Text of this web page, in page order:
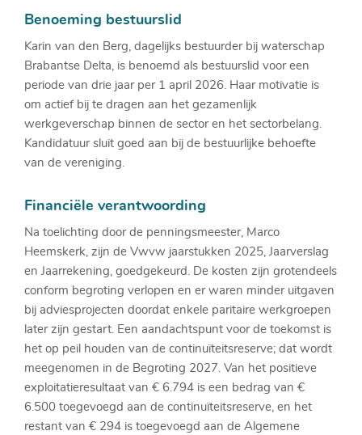
Benoeming bestuurslid
Karin van den Berg, dagelijks bestuurder bij waterschap
Brabantse Delta, is benoemd als bestuurslid voor een
periode van drie jaar per 1 april 2026. Haar motivatie is
om actief bij te dragen aan het gezamenlijk
werkgeverschap binnen de sector en het sectorbelang.
Kandidatuur sluit goed aan bij de bestuurlijke behoefte
van de vereniging.
Financiële verantwoording
Na toelichting door de penningsmeester, Marco
Heemskerk, zijn de Vwvw jaarstukken 2025, Jaarverslag
en Jaarrekening, goedgekeurd. De kosten zijn grotendeels
conform begroting verlopen en er waren minder uitgaven
bij adviesprojecten doordat enkele paritaire werkgroepen
later zijn gestart. Een aandachtspunt voor de toekomst is
het op peil houden van de continuïteitsreserve; dat wordt
meegenomen in de Begroting 2027. Van het positieve
exploitatieresultaat van € 6.794 is een bedrag van €
6.500 toegevoegd aan de continuïteitsreserve, en het
restant van € 294 is toegevoegd aan de Algemene